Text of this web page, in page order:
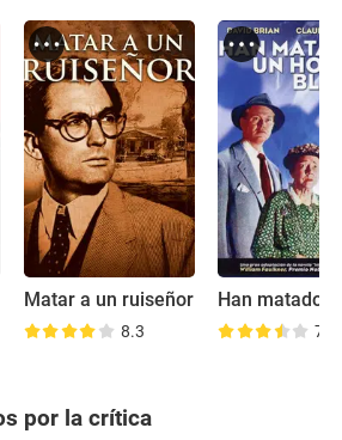
Matar a un ruiseñor
8.3 7.6
por la crítica